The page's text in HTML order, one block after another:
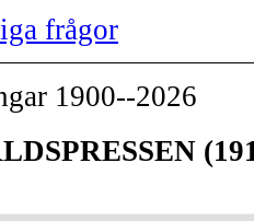
frågor
1900--2026